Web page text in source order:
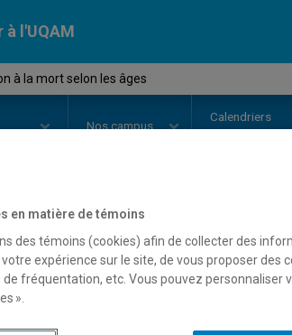
à l'UQAM
à la mort selon les âges
Nos campus
Calendriers
universitaires
// ASS7946-
Description
en matière de témoins
des témoins (cookies) afin de collecter des
expérience sur le site, de vous proposer des
fréquentation, etc. Vous pouvez personnaliser
».